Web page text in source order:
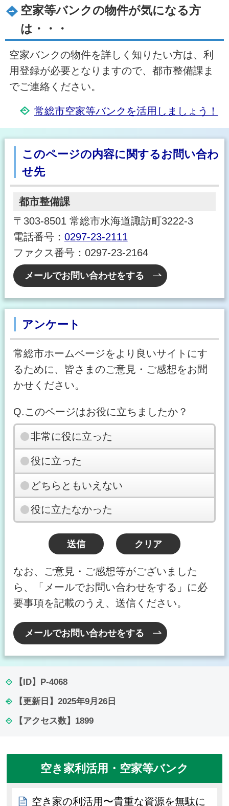
空家等バンクの物件が気になる方
は・・・
空家バンクの物件を詳しく知りたい方は、利
用登録が必要となりますので、都市整備課ま
でご連絡ください。
常総市空家等バンクを活用しましょう！
このページの内容に関するお問い合わ
せ先
都市整備課
〒303-8501 常総市水海道諏訪町3222-3
電話番号： 0297-23-2111
ファクス番号：0297-23-2164
メールでお問い合わせをする
アンケート
常総市ホームページをより良いサイトにす
るために、皆さまのご意見・ご感想をお聞
かせください。
Q.このページはお役に立ちましたか？
非常に役に立った
役に立った
どちらともいえない
役に立たなかった
なお、ご意見・ご感想等がございました
ら、「メールでお問い合わせをする」に必
要事項を記載のうえ、送信ください。
メールでお問い合わせをする
【ID】 P-4068
【更新日】 2025年9月26日
【アクセス数】 1899
空き家利活用・空家等バンク
空き家の利活用〜貴重な資源を無駄に